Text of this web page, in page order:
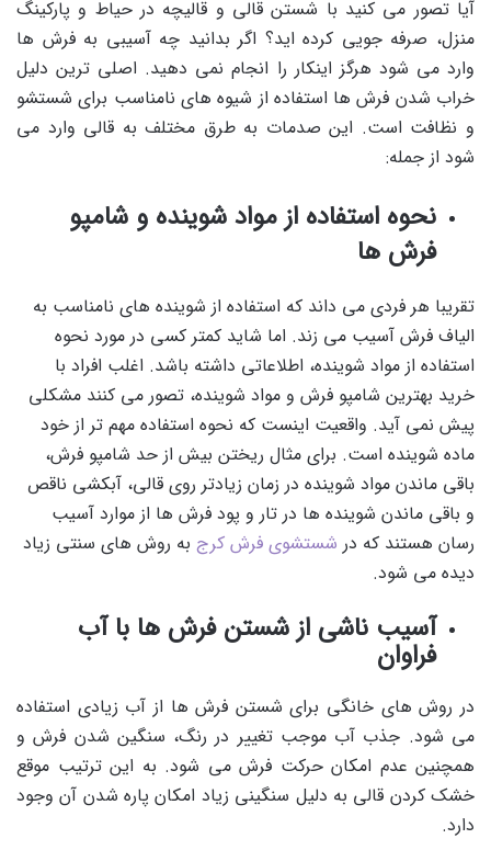
آیا تصور می کنید با شستن قالی و قالیچه در حیاط و پارکینگ
منزل، صرفه جویی کرده اید؟ اگر بدانید چه آسیبی به فرش ها
وارد می شود هرگز اینکار را انجام نمی دهید. اصلی ترین دلیل
خراب شدن فرش ها استفاده از شیوه های نامناسب برای شستشو
و نظافت است. این صدمات به طرق مختلف به قالی وارد می
شود از جمله:
نحوه استفاده از مواد شوینده و شامپو
فرش ها
تقریبا هر فردی می داند که استفاده از شوینده های نامناسب به
الیاف فرش آسیب می زند. اما شاید کمتر کسی در مورد نحوه
استفاده از مواد شوینده، اطلاعاتی داشته باشد. اغلب افراد با
خرید بهترین شامپو فرش و مواد شوینده، تصور می کنند مشکلی
پیش نمی آید. واقعیت اینست که نحوه استفاده مهم تر از خود
ماده شوینده است. برای مثال ریختن بیش از حد شامپو فرش،
باقی ماندن مواد شوینده در زمان زیادتر روی قالی، آبکشی ناقص
و باقی ماندن شوینده ها در تار و پود فرش ها از موارد آسیب
رسان هستند که در شستشوی فرش کرج به روش های سنتی زیاد
دیده می شود.
آسیب ناشی از شستن فرش ها با آب
فراوان
در روش های خانگی برای شستن فرش ها از آب زیادی استفاده
می شود. جذب آب موجب تغییر در رنگ، سنگین شدن فرش و
همچنین عدم امکان حرکت فرش می شود. به این ترتیب موقع
خشک کردن قالی به دلیل سنگینی زیاد امکان پاره شدن آن وجود
دارد.